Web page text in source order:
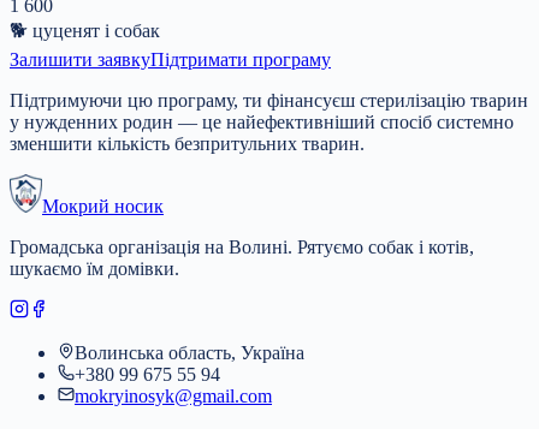
1 600
🐕 цуценят і собак
Залишити заявкуПідтримати програму
Підтримуючи цю програму, ти фінансуєш стерилізацію тварин
у нужденних родин — це найефективніший спосіб системно
зменшити кількість безпритульних тварин.
Мокрий носик
Громадська організація на Волині. Рятуємо собак і котів,
шукаємо їм домівки.
Волинська область, Україна
+380 99 675 55 94
mokryinosyk@gmail.com